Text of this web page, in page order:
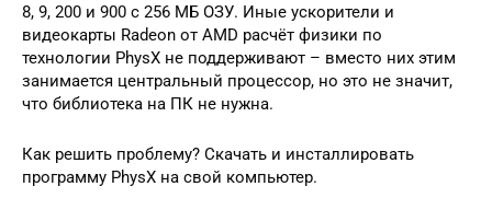
8, 9, 200 и 900 с 256 МБ ОЗУ. Иные ускорители и
видеокарты Radeon от AMD расчёт физики по
технологии PhysX не поддерживают – вместо них этим
занимается центральный процессор, но это не значит,
что библиотека на ПК не нужна.
Как решить проблему? Скачать и инсталлировать
программу PhysX на свой компьютер.